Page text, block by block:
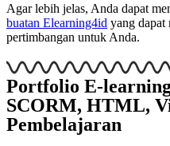
Agar lebih jelas, Anda dapat
buatan Elearning4id yang dapat
pertimbangan untuk Anda.
Portfolio E-
SCORM, HTML,
Pembelajaran